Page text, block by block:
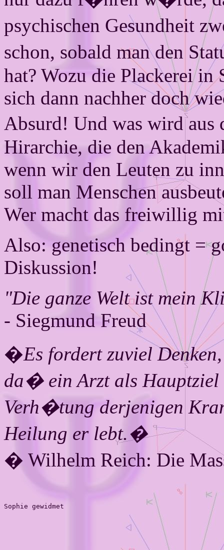
psychischen Gesundheit
schon, sobald man den
hat? Wozu die Plackerei in
sich dann nachher doch
Absurd! Und was wird
Hirarchie, die den
wenn wir den Leuten zu
soll man Menschen
Wer macht das freiwillig
Also: genetisch bedingt =
Diskussion!
"Die ganze Welt ist mein
- Siegmund Freud
�Es fordert zuviel
da� ein Arzt als
Verh�tung derjenigen
Heilung er lebt.�
� Wilhelm Reich: Die
Sophie gewidmet